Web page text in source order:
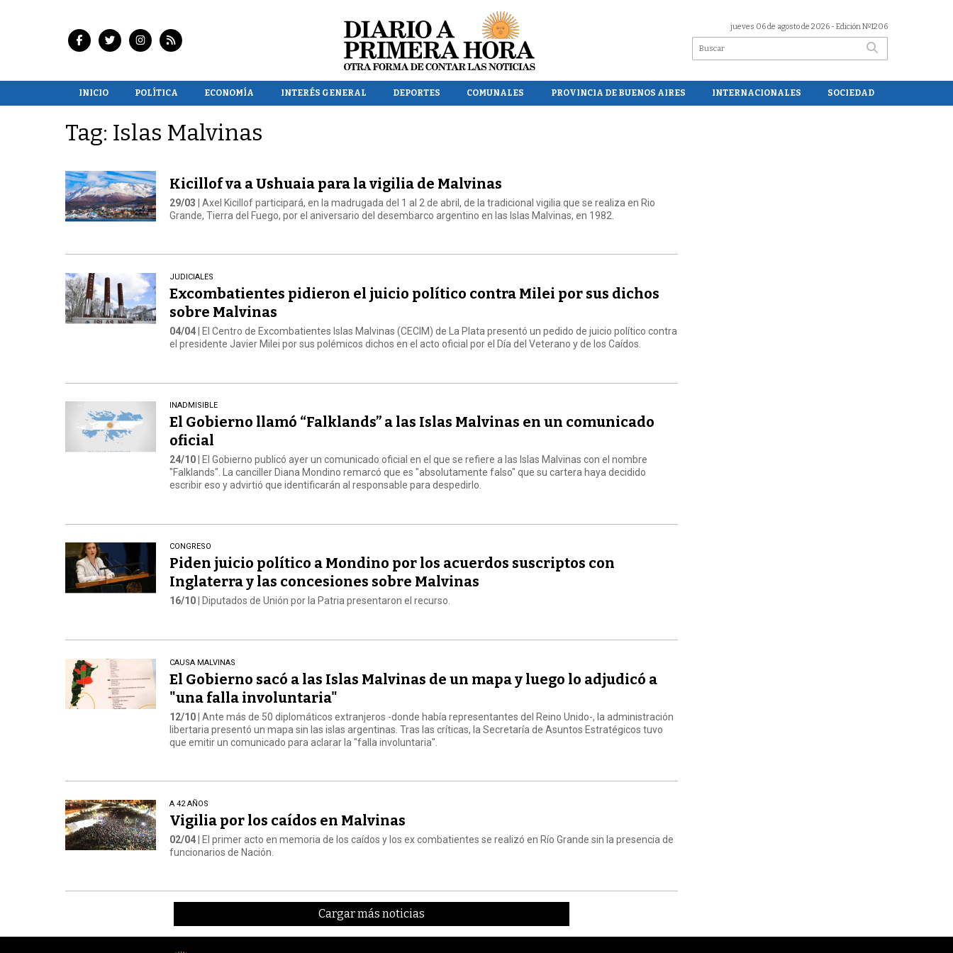
jueves 06 de agosto de 2026 - Edición Nº1206
INICIO POLÍTICA ECONOMÍA INTERÉS GENERAL DEPORTES COMUNALES PROVINCIA DE BUENOS AIRES INTERNACIONALES SOCIEDAD
Tag: Islas Malvinas
Kicillof va a Ushuaia para la vigilia de Malvinas
29/03 | Axel Kicillof participará, en la madrugada del 1 al 2 de abril, de la tradicional vigilia que se realiza en Rio
Grande, Tierra del Fuego, por el aniversario del desembarco argentino en las Islas Malvinas, en 1982.
JUDICIALES
Excombatientes pidieron el juicio político contra Milei por sus dichos
sobre Malvinas
04/04 | El Centro de Excombatientes Islas Malvinas (CECIM) de La Plata presentó un pedido de juicio político contra
el presidente Javier Milei por sus polémicos dichos en el acto oficial por el Día del Veterano y de los Caídos.
INADMISIBLE
El Gobierno llamó “Falklands” a las Islas Malvinas en un comunicado
oficial
24/10 | El Gobierno publicó ayer un comunicado oficial en el que se refiere a las Islas Malvinas con el nombre
"Falklands". La canciller Diana Mondino remarcó que es "absolutamente falso" que su cartera haya decidido
escribir eso y advirtió que identificarán al responsable para despedirlo.
CONGRESO
Piden juicio político a Mondino por los acuerdos suscriptos con
Inglaterra y las concesiones sobre Malvinas
16/10 | Diputados de Unión por la Patria presentaron el recurso.
CAUSA MALVINAS
El Gobierno sacó a las Islas Malvinas de un mapa y luego lo adjudicó a
"una falla involuntaria"
12/10| Ante más de 50 diplomáticos extranjeros -donde había representantes del Reino Unido-, la administración
libertaria presentó un mapa sin las islas argentinas. Tras las críticas, la Secretaría de Asuntos Estratégicos tuvo
que emitir un comunicado para aclarar la "falla involuntaria".
A 42 AÑOS
Vigilia por los caídos en Malvinas
02/04| El primer acto en memoria de los caídos y los ex combatientes se realizó en Río Grande sin la presencia de
funcionarios de Nación.
Cargar más noticias